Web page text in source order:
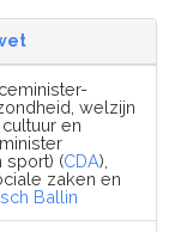
welzijn
en
sport) (CDA),
zaken en
Ballin